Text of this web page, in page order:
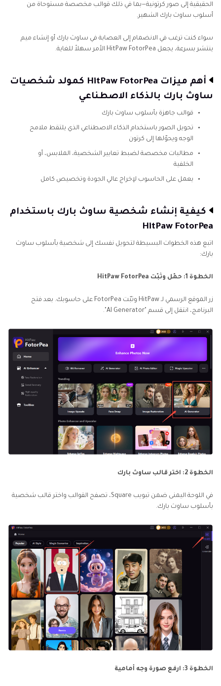
الحقيقية إلى صور كرتونية—بما في ذلك قوالب مخصصة مستوحاة من
أسلوب ساوث بارك الشهير.
سواء كنت ترغب في الانضمام إلى العصابة في ساوث بارك أو إنشاء ميم
ينتشر بسرعة، يجعل HitPaw FotorPea الأمر سهلاً للغاية.
أهم ميزات HitPaw FotorPea كمولد شخصيات
ساوث بارك بالذكاء الاصطناعي
قوالب جاهزة بأسلوب ساوث بارك
تحويل الصور باستخدام الذكاء الاصطناعي الذي يلتقط ملامح
الوجه ويحوّلها إلى كرتون
مطالبات مخصصة لضبط تعابير الشخصية، الملابس، أو
الخلفية
يعمل على الحاسوب لإخراج عالي الجودة وتخصيص كامل
كيفية إنشاء شخصية ساوث بارك باستخدام
HitPaw FotorPea
اتبع هذه الخطوات البسيطة لتحويل نفسك إلى شخصية بأسلوب ساوث
بارك:
الخطوة 1: حمّل وثبّت HitPaw FotorPea
زر الموقع الرسمي لـ HitPaw وثبّت FotorPea على حاسوبك. بعد فتح
البرنامج، انتقل إلى قسم "AI Generator".
الخطوة 2: اختر قالب ساوث بارك
في اللوحة اليمنى ضمن تبويب Square، تصفح القوالب واختر قالب شخصية
بأسلوب ساوث بارك.
الخطوة 3: ارفع صورة وجه أمامية